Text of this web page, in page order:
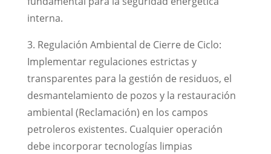
interna.
3. Regulación Ambiental de Cierre de Ciclo:
Implementar regulaciones estrictas y
transparentes para la gestión de residuos, el
desmantelamiento de pozos y la restauración
ambiental (Reclamación) en los campos
petroleros existentes. Cualquier operación
debe incorporar tecnologías limpias